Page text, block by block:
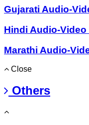
Gujarati Audio-
Hindi Audio-Video
Marathi Audio-
Close
Others